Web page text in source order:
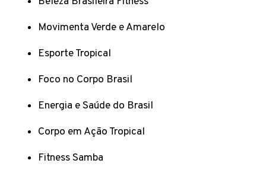
Movimenta Verde e Amarelo
Esporte Tropical
Foco no Corpo Brasil
Energia e Saúde do Brasil
Corpo em Ação Tropical
Fitness Samba